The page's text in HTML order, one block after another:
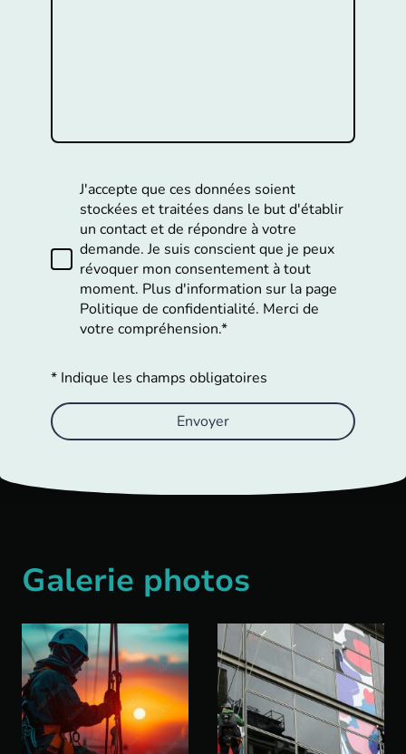
J'accepte que ces données soient
stockées et traitées dans le but d'établir
un contact et de répondre à votre
demande. Je suis conscient que je peux
révoquer mon consentement à tout
moment. Plus d'information sur la page
Politique de confidentialité. Merci de
votre compréhension.*
* Indique les champs obligatoires
Envoyer
Galerie photos